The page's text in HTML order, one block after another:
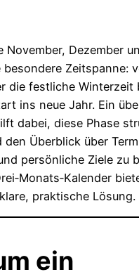
November, Dezember
besondere Zeitspanne:
die festliche Winterzeit
ins neue Jahr. Ein
dabei, diese Phase
den Überblick über
persönliche Ziele zu
praktische Lösung.
ein